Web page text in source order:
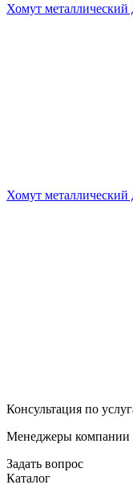
Хомут металлический
Хомут металлический
Консультация по
Менеджеры компании
Задать вопрос
Каталог